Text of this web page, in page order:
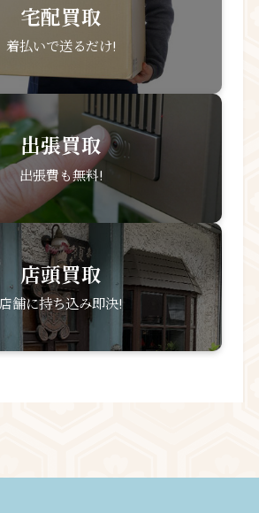
宅配買取
着払いで送るだけ!
出張買取
出張費も無料!
店頭買取
店舗に持ち込み即決!